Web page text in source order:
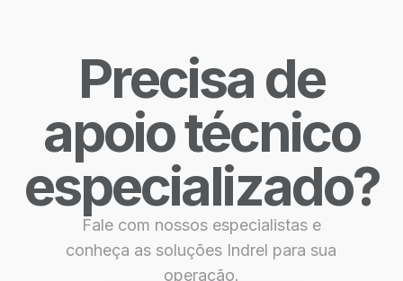
Precisa de
apoio técnico
especializado?
Fale com nossos especialistas e
conheça as soluções Indrel para sua
operação.